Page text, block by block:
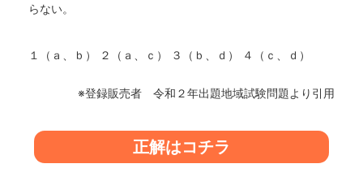
らない。
１（ａ、ｂ） ２（ａ、ｃ） ３（ｂ、ｄ） ４（ｃ、ｄ）
※登録販売者 令和２年出題地域試験問題より引用
正解はコチラ